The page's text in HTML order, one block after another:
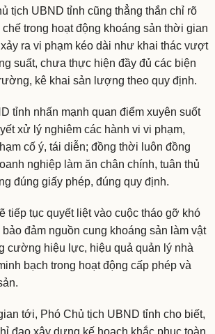
tịch UBND tỉnh cũng thẳng thắn chỉ rõ
trong hoạt động khoáng sản thời gian
ra vi phạm kéo dài như khai thác vượt
suất, chưa thực hiện đầy đủ các biện
kê khai sản lượng theo quy định.
tỉnh nhấn mạnh quan điểm xuyên suốt
xử lý nghiêm các hành vi vi phạm,
cố ý, tái diễn; đồng thời luôn đồng
nghiệp làm ăn chân chính, tuân thủ
đúng giấy phép, đúng quy định.
tiếp tục quyết liệt vào cuộc tháo gỡ khó
đảm nguồn cung khoáng sản làm vật
cường hiệu lực, hiệu quả quản lý nhà
bạch trong hoạt động cấp phép và
tới, Phó Chủ tịch UBND tỉnh cho biết,
đạo xây dựng kế hoạch khắc phục toàn